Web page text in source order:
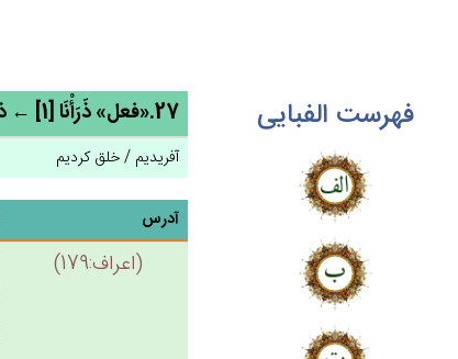
فهرست الفبایی 27.«فعل» ذَرَأْنَا [1] ← ذرا
آفریدیم / خلق کردیم
آدرس
(اعراف:179)